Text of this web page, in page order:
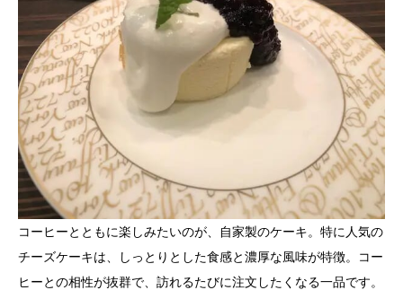
コーヒーとともに楽しみたいのが、自家製のケーキ。特に人気の
チーズケーキは、しっとりとした食感と濃厚な風味が特徴。コー
ヒーとの相性が抜群で、訪れるたびに注文したくなる一品です。